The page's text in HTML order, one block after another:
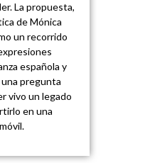
La propuesta,
de Mónica
un recorrido
española y
pregunta
vivo un legado
en una